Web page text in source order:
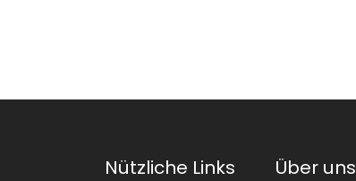
Nützliche Links Über uns